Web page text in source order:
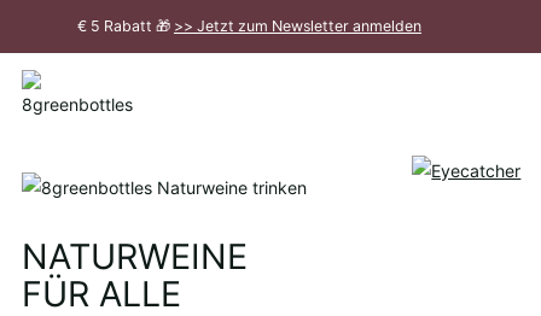
€ 5 Rabatt 🎁 >> Jetzt zum Newsletter anmelden
Meldung
NATURWEINE
FÜR ALLE